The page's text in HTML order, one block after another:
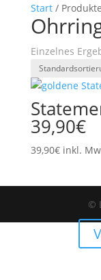
Start/
Einzelnes
39,90€
39,90€ inkl.
©